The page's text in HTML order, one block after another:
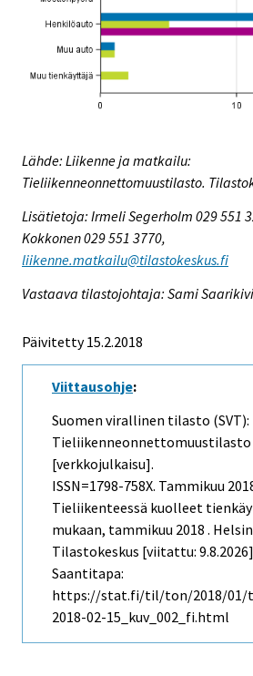
Lähde: Liikenne ja matkailu:
Tieliikenneonnettomuustilasto.
Lisätietoja: Irmeli Segerholm 029 551
Kokkonen 029 551 3770,
liikenne.matkailu@tilastokeskus.fi
Vastaava tilastojohtaja: Sami Saarikivi
Päivitetty 15.2.2018
Viittausohje:
Suomen virallinen tilasto (SVT):
Tieliikenneonnettomuustilasto
[verkkojulkaisu].
ISSN=1798-758X. Tammikuu
Tieliikenteessä kuolleet
mukaan, tammikuu 2018 .
Tilastokeskus [viitattu:
Saantitapa:
https://stat.fi/til/ton/2018/01/
2018-02-15_kuv_002_fi.html